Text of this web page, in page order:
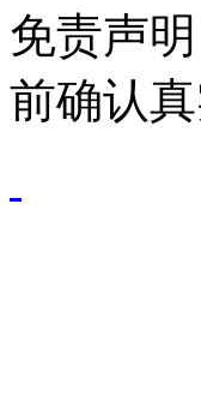
免责声
前确认